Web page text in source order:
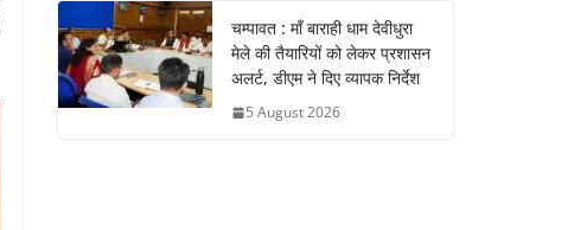
चम्पावत : माँ बाराही धाम देवीधुरा
मेले की तैयारियों को लेकर प्रशासन
अलर्ट, डीएम ने दिए व्यापक निर्देश
5 August 2026